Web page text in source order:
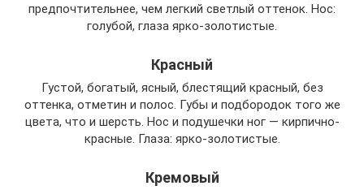
предпочтительнее, чем легкий светлый оттенок. Нос:
голубой, глаза ярко-золотистые.
Красный
Густой, богатый, ясный, блестящий красный, без
оттенка, отметин и полос. Губы и подбородок того же
цвета, что и шерсть. Нос и подушечки ног — кирпично-
красные. Глаза: ярко-золотистые.
Кремовый